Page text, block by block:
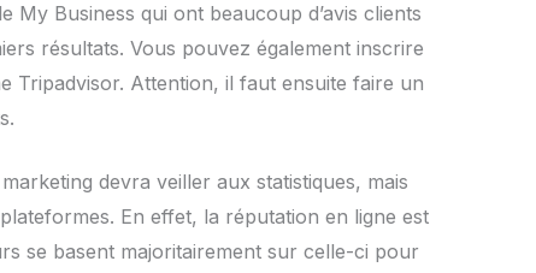
My Business qui ont beaucoup d’avis clients
résultats. Vous pouvez également inscrire
Tripadvisor. Attention, il faut ensuite faire un
devra veiller aux statistiques, mais
En effet, la réputation en ligne est
se basent majoritairement sur celle-ci pour